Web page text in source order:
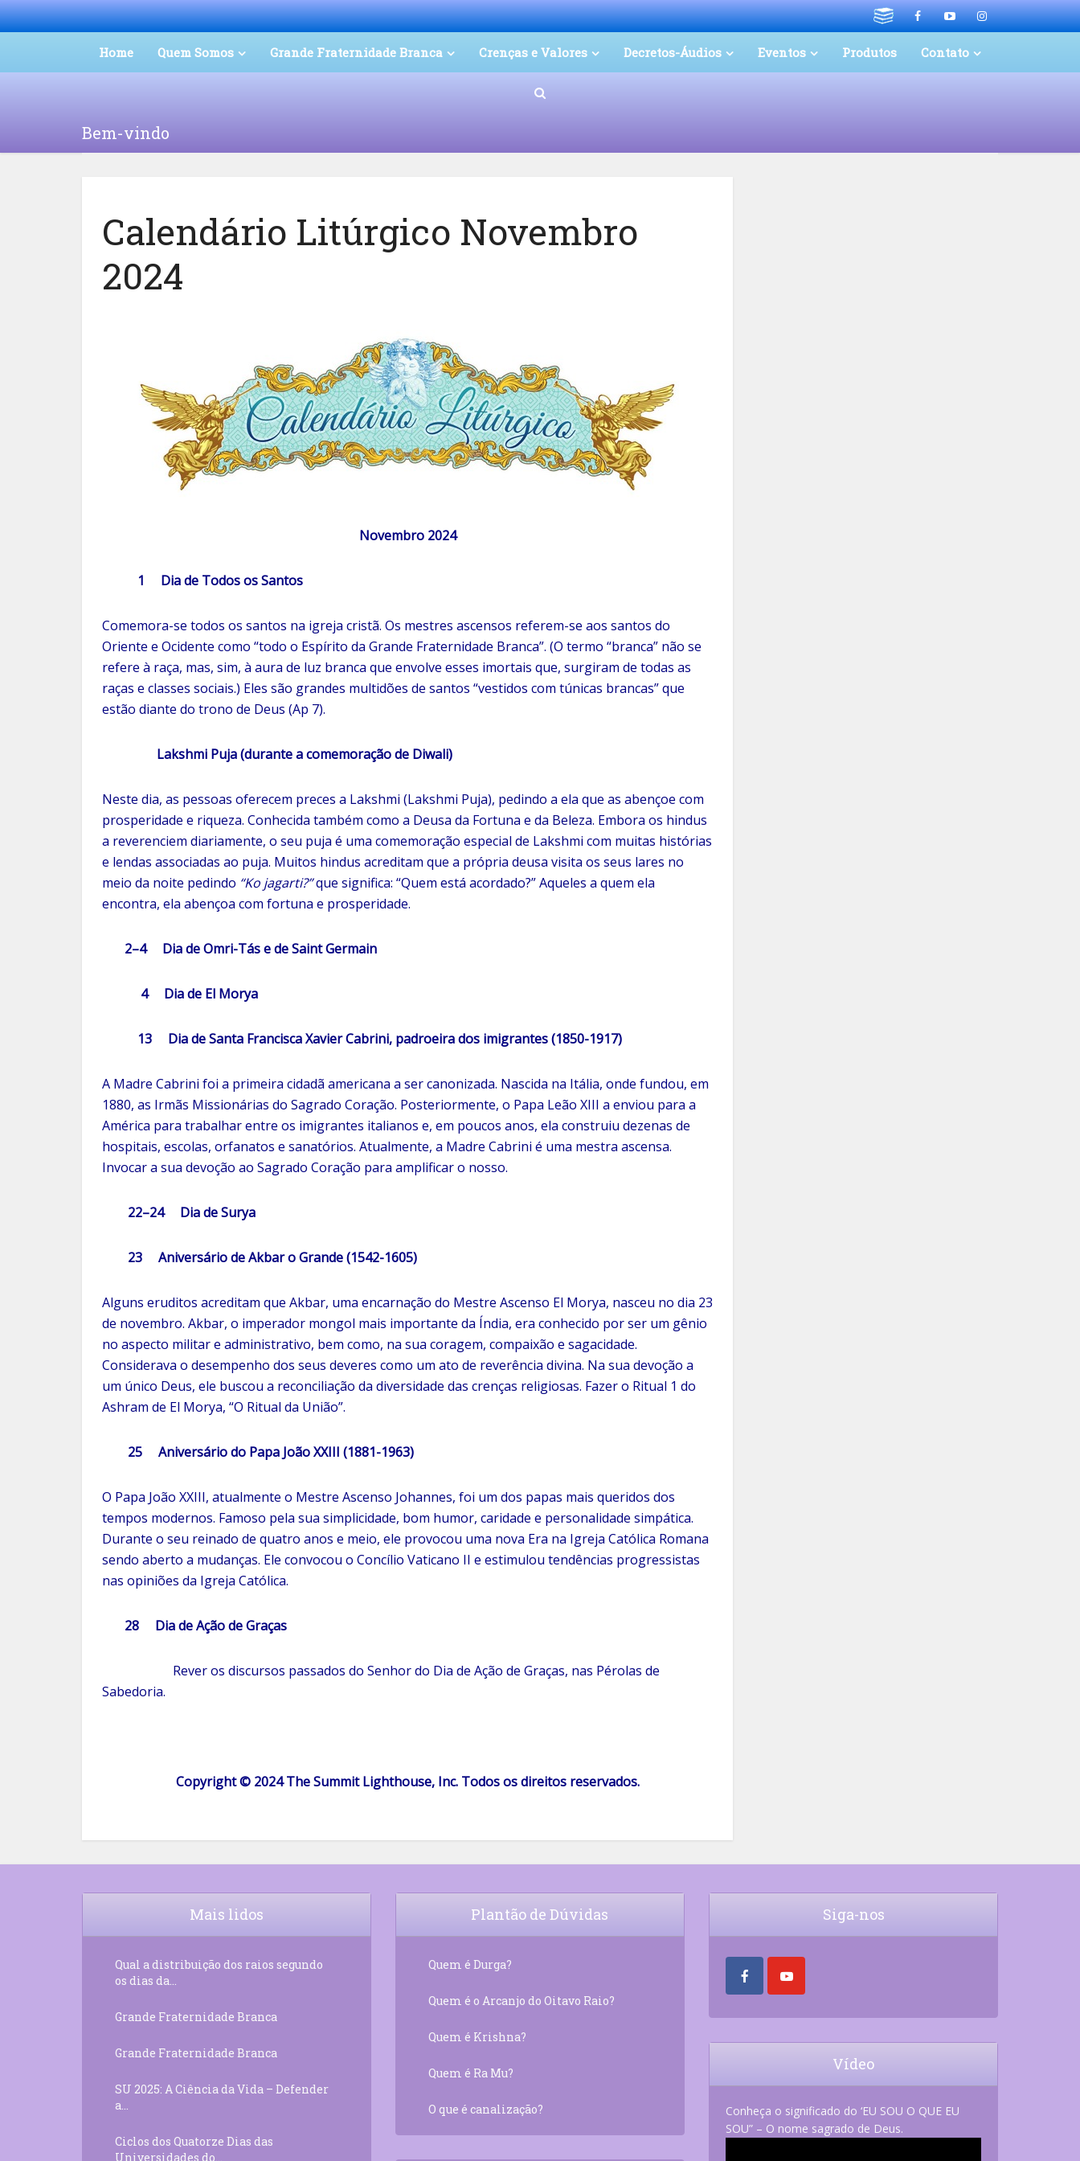
Home Quem Somos Grande Fraternidade Branca Crenças e Valores Decretos-Áudios Eventos Produtos Contato
Bem-vindo
Calendário Litúrgico Novembro
2024
Novembro 2024
1 Dia de Todos os Santos
Comemora-se todos os santos na igreja cristã. Os mestres ascensos referem-se aos santos do
Oriente e Ocidente como “todo o Espírito da Grande Fraternidade Branca”. (O termo “branca” não se
refere à raça, mas, sim, à aura de luz branca que envolve esses imortais que, surgiram de todas as
raças e classes sociais.) Eles são grandes multidões de santos “vestidos com túnicas brancas” que
estão diante do trono de Deus (Ap 7).
Lakshmi Puja (durante a comemoração de Diwali)
Neste dia, as pessoas oferecem preces a Lakshmi (Lakshmi Puja), pedindo a ela que as abençoe com
prosperidade e riqueza. Conhecida também como a Deusa da Fortuna e da Beleza. Embora os hindus
a reverenciem diariamente, o seu puja é uma comemoração especial de Lakshmi com muitas histórias
e lendas associadas ao puja. Muitos hindus acreditam que a própria deusa visita os seus lares no
meio da noite pedindo “Ko jagarti?”que significa: “Quem está acordado?” Aqueles a quem ela
encontra, ela abençoa com fortuna e prosperidade.
2–4 Dia de Omri-Tás e de Saint Germain
4 Dia de El Morya
13 Dia de Santa Francisca Xavier Cabrini, padroeira dos imigrantes (1850-1917)
A Madre Cabrini foi a primeira cidadã americana a ser canonizada. Nascida na Itália, onde fundou, em
1880, as Irmãs Missionárias do Sagrado Coração. Posteriormente, o Papa Leão XIII a enviou para a
América para trabalhar entre os imigrantes italianos e, em poucos anos, ela construiu dezenas de
hospitais, escolas, orfanatos e sanatórios. Atualmente, a Madre Cabrini é uma mestra ascensa.
Invocar a sua devoção ao Sagrado Coração para amplificar o nosso.
22–24 Dia de Surya
23 Aniversário de Akbar o Grande (1542-1605)
Alguns eruditos acreditam que Akbar, uma encarnação do Mestre Ascenso El Morya, nasceu no dia 23
de novembro. Akbar, o imperador mongol mais importante da Índia, era conhecido por ser um gênio
no aspecto militar e administrativo, bem como, na sua coragem, compaixão e sagacidade.
Considerava o desempenho dos seus deveres como um ato de reverência divina. Na sua devoção a
um único Deus, ele buscou a reconciliação da diversidade das crenças religiosas. Fazer o Ritual 1 do
Ashram de El Morya, “O Ritual da União”.
25 Aniversário do Papa João XXIII (1881-1963)
O Papa João XXIII, atualmente o Mestre Ascenso Johannes, foi um dos papas mais queridos dos
tempos modernos. Famoso pela sua simplicidade, bom humor, caridade e personalidade simpática.
Durante o seu reinado de quatro anos e meio, ele provocou uma nova Era na Igreja Católica Romana
sendo aberto a mudanças. Ele convocou o Concílio Vaticano II e estimulou tendências progressistas
nas opiniões da Igreja Católica.
28 Dia de Ação de Graças
Rever os discursos passados do Senhor do Dia de Ação de Graças, nas Pérolas de
Sabedoria.
Copyright © 2024 The Summit Lighthouse, Inc. Todos os direitos reservados.
Mais lidos
Qual a distribuição dos raios segundo
os dias da...
Grande Fraternidade Branca
Grande Fraternidade Branca
SU 2025: A Ciência da Vida – Defender
a...
Ciclos dos Quatorze Dias das
Universidades do...
Plantão de Dúvidas
Quem é Durga?
Quem é o Arcanjo do Oitavo Raio?
Quem é Krishna?
Quem é Ra Mu?
O que é canalização?
Siga-nos
Vídeo
Conheça o significado do ‘EU SOU O QUE EU
SOU” – O nome sagrado de Deus.